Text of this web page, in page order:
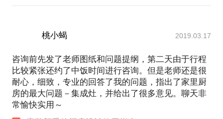
桃小蝎 2019.03.17
咨询前先发了老师图纸和问题提纲，第二天由于行程
比较紧张还约了中饭时间进行咨询。但是老师还是很
耐心，细致，专业的回答了我的问题，指出了家里厨
房的最大问题－集成灶，并给出了很多意见。聊天非
常愉快实用～